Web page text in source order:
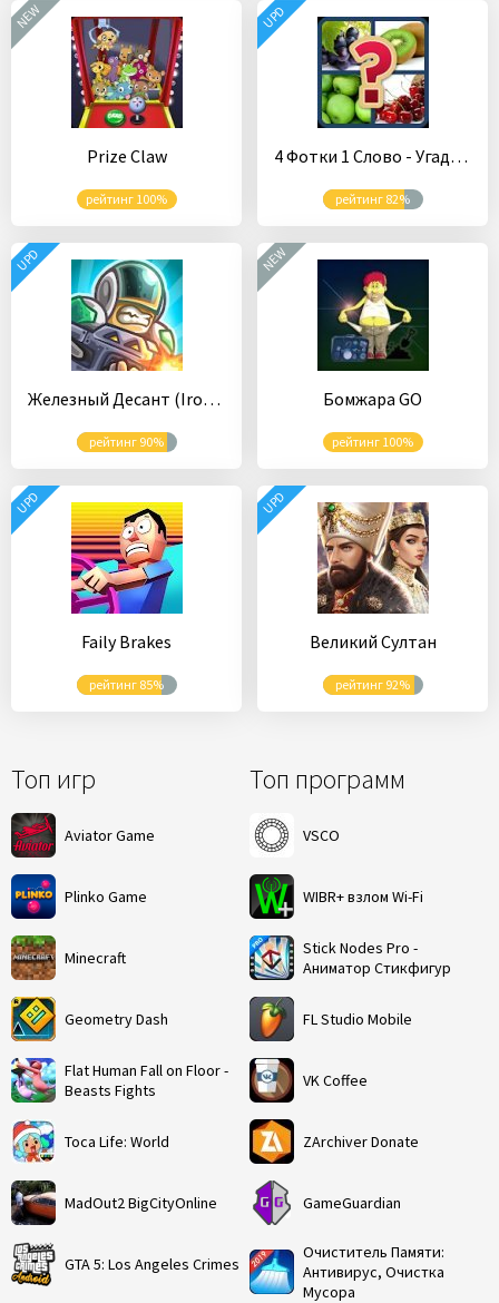
Топ игр
Aviator Game
Plinko Game
Minecraft
Geometry Dash
Flat Human Fall on Floor -
Beasts Fights
Toca Life: World
MadOut2 BigCityOnline
GTA 5: Los Angeles Crimes
Топ программ
VSCO
WIBR+ взлом Wi-Fi
Stick Nodes Pro -
Аниматор Стикфигур
FL Studio Mobile
VK Coffee
ZArchiver Donate
GameGuardian
Очиститель Памяти:
Антивирус, Очистка
Мусора
Prize Claw
рейтинг 100%
NEW
4 Фотки 1 Слово - Угадай Слово
рейтинг 82%
UPD
Железный Десант (Iron Marines)
рейтинг 90%
UPD
Бомжара GO
рейтинг 100%
NEW
Faily Brakes
рейтинг 85%
UPD
Великий Султан
рейтинг 92%
UPD